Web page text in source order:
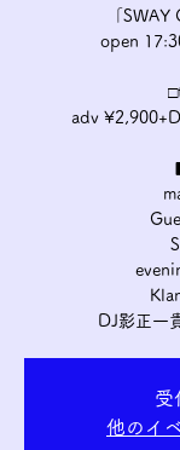
｢SWAY
open
adv
DJ影正一
受
他のイ